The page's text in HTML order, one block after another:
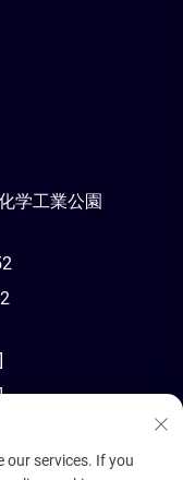
学工業公園
our services. If you